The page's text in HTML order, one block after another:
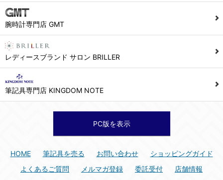
腕時計専門店 GMT
レディースブランド サロン BRILLER
筆記具専門店 KINGDOM NOTE
PC版を表示
HOME 筆記具を売る お問い合わせ
ショッピングガイド
よくあるご質問
メルマガ登録 委託受付 店舗情報